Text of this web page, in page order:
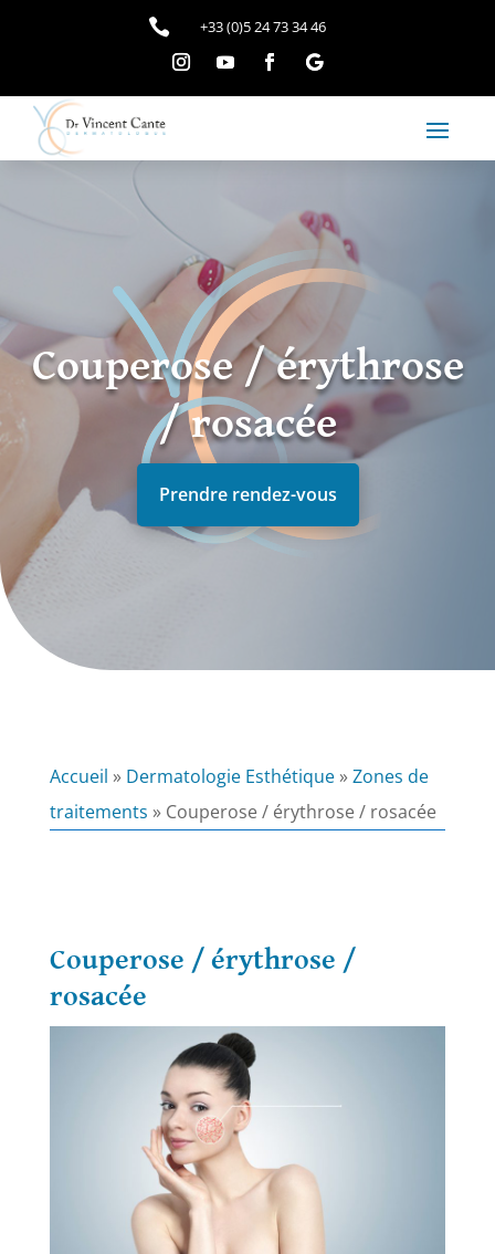
 +33 (0)5 24 73 34 46
Couperose / érythrose
/ rosacée
Prendre rendez-vous
Accueil » Dermatologie Esthétique»Zones de
traitements » Couperose / érythrose / rosacée
Couperose / érythrose /
rosacée